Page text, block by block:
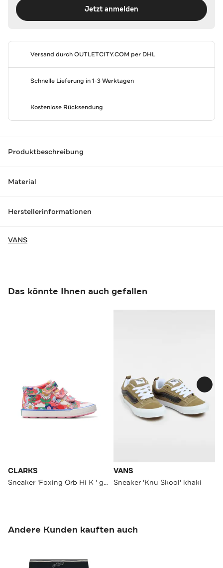
Jetzt anmelden
Versand durchOUTLETCITY.COM per DHL
Schnelle Lieferung in 1-3 Werktagen
Kostenlose Rücksendung
Produktbeschreibung
Material
Herstellerinformationen
VANS
Das könnte Ihnen auch gefallen
CLARKS
Sneaker 'Foxing Orb Hi K ' gemustert
VANS
Sneaker 'Knu Skool' khaki
Andere Kunden kauften auch